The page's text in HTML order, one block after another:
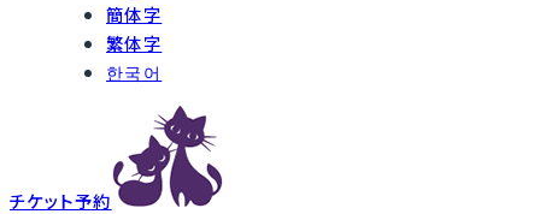
簡体字
繁体字
한국어
チケット予約